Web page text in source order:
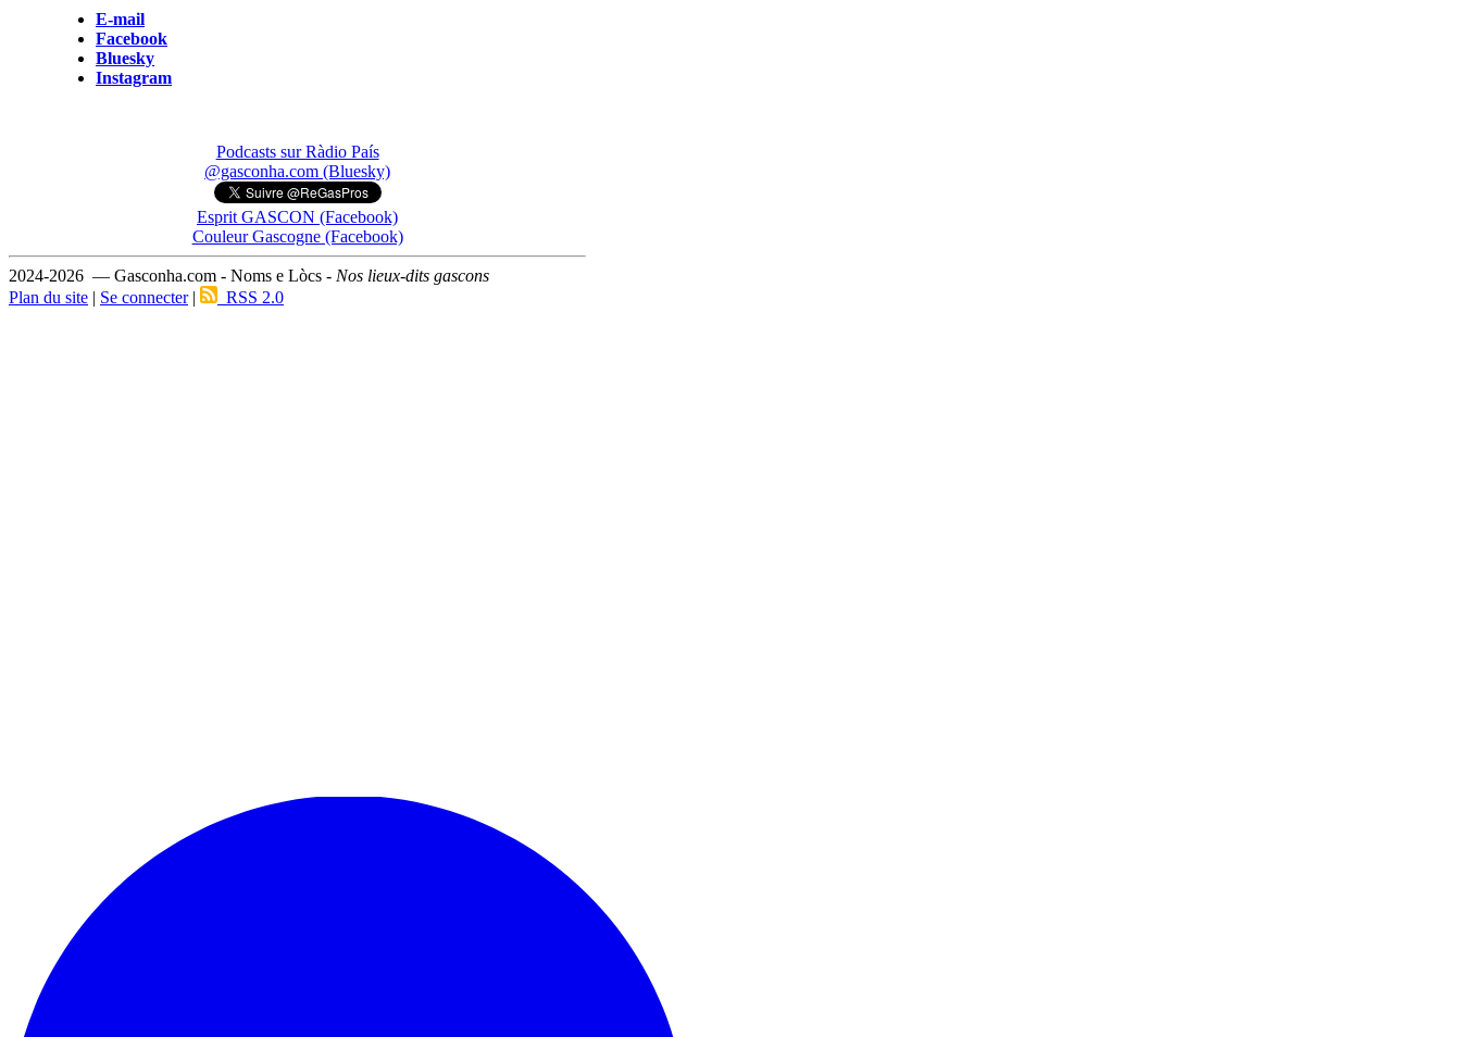
E-mail
Facebook
Bluesky
Instagram
Podcasts sur Ràdio País
@gasconha.com (Bluesky)
Esprit GASCON (Facebook)
Couleur Gascogne (Facebook)
2024-2026 — Gasconha.com - Noms e Lòcs - Nos lieux-dits gascons
Plan du site | Se connecter| RSS 2.0